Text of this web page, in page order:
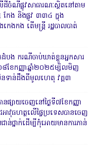
ណីផ្លូវសាធារណៈស្ថិតនៅតាម
ែង និងផ្លូវ ៣៣៤ ក្នុង
ងកង តើមន្ត្រី រដ្ឋបាលបាត់
ដំបង ករណីចាប់ឃាត់ខ្លួនអ្នកសារ
៨ខែកញ្ញាឆ្នាំ២០២៥ម្សិលមិញ
ាន់ដឹងពីមូលហេតុ វគ្គ៣
នផ្សាយចេញនៅថ្ងៃទី៧ខែកញ្ញា
អាវុធហត្ថលើផ្ទៃប្រទេសបានចេញ
ាន់ថ្នាក់ដើម្បីកុំអោយមានការភាន់